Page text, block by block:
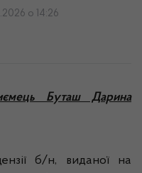
о 14:26
Буташ Дарина
б/н, виданої на